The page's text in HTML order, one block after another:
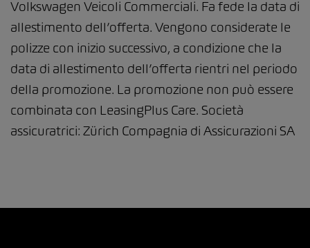
Volkswagen Veicoli Commerciali. Fa fede la data di
allestimento dell’offerta. Vengono considerate le
polizze con inizio successivo, a condizione che la
data di allestimento dell’offerta rientri nel periodo
della promozione. La promozione non può essere
combinata con LeasingPlus Care. Società
assicuratrici: Zürich Compagnia di Assicurazioni SA